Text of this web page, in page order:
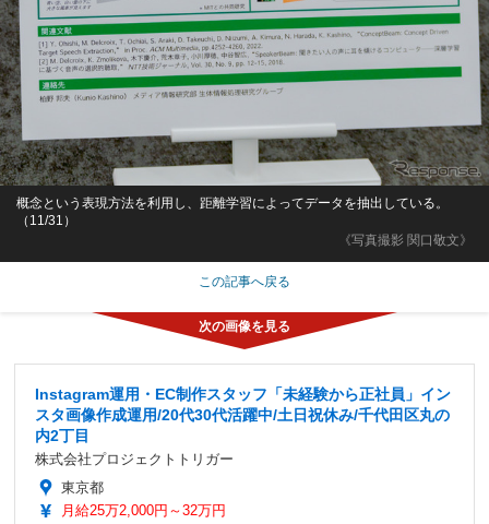
《写真撮影 関口敬文》
概念という表現方法を利用し、距離学習によってデータを抽出している。
（11/31）
この記事へ戻る
Instagram運用・EC制作スタッフ「未経験から正社員」イン
スタ画像作成運用/20代30代活躍中/土日祝休み/千代田区丸の
内2丁目
株式会社プロジェクトトリガー
東京都
月給25万2,000円～32万円